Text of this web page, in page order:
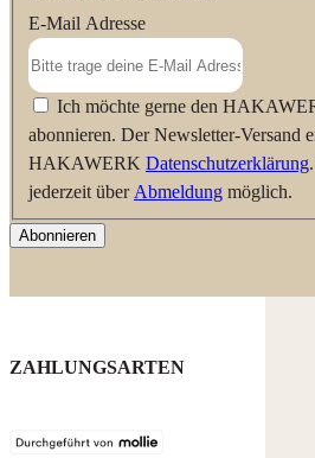
E-Mail Adresse
Ich möchte gerne den
abonnieren. Der Newsletter-Versand
HAKAWERK Datenschutzerklärung
jederzeit über Abmeldung möglich.
Abonnieren
ZAHLUNGSARTEN